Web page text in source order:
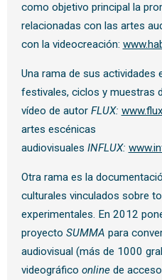
como objetivo principal la
relacionadas con las artes
con la videocreación:
Una rama de sus actividades
festivales, ciclos y muestras
vídeo de autor FLUX:
artes escénicas
audiovisuales INFLUX:
Otra rama es la
culturales vinculados sobre
experimentales. En 2012
proyecto SUMMA para
audiovisual (más de 1000
videográfico onlinede